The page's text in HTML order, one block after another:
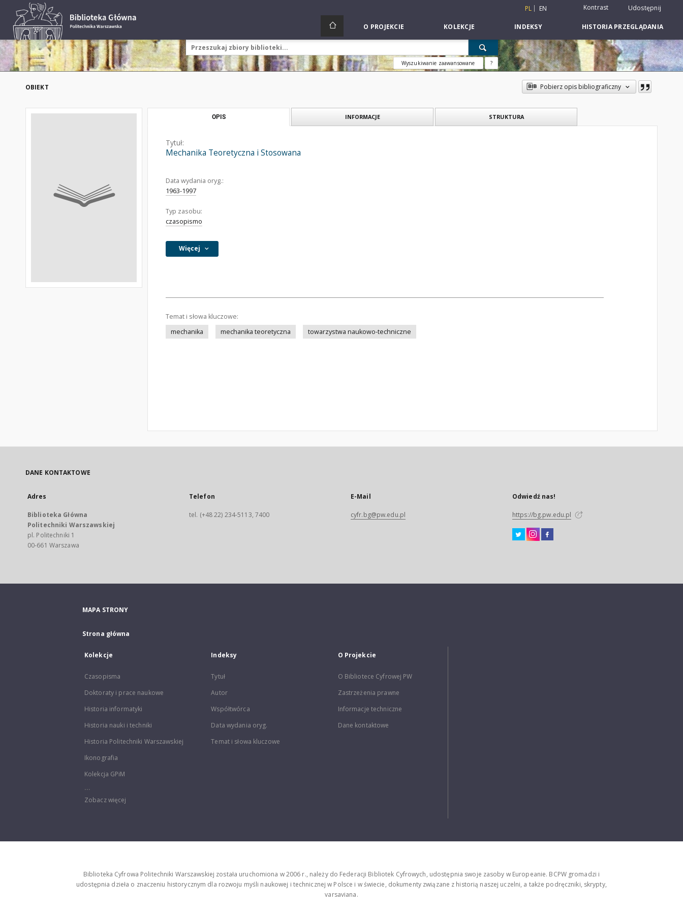
PL EN Kontrast Udostępnij
O PROJEKCIE KOLEKCJE INDEKSY HISTORIA PRZEGLĄDANIA
Wyszukiwanie zaawansowane ?
OBIEKT Pobierz opis bibliograficzny
OPIS INFORMACJE STRUKTURA
Tytuł:
Mechanika Teoretyczna i Stosowana
Data wydania oryg.:
1963-1997
Typ zasobu:
czasopismo
Więcej
Temat i słowa kluczowe:
mechanika
mechanika teoretyczna towarzystwa naukowo-techniczne
DANE KONTAKTOWE
Adres
Biblioteka Główna
Politechniki Warszawskiej
pl. Politechniki 1
00-661 Warszawa
Telefon
tel. (+48 22) 234-5113, 7400
E-Mail
cyfr.bg@pw.edu.pl
Odwiedź nas!
https://bg.pw.edu.pl
MAPA STRONY
Strona główna
Kolekcje
Czasopisma
Doktoraty i prace naukowe
Historia informatyki
Historia nauki i techniki
Historia Politechniki Warszawskiej
Ikonografia
Kolekcja GPiM
...
Zobacz więcej
Indeksy
Tytuł
Autor
Współtwórca
Data wydania oryg.
Temat i słowa kluczowe
O Projekcie
O Bibliotece Cyfrowej PW
Zastrzeżenia prawne
Informacje techniczne
Dane kontaktowe
Biblioteka Cyfrowa Politechniki Warszawskiej została uruchomiona w 2006 r., należy do Federacji Bibliotek Cyfrowych, udostępnia swoje zasoby w Europeanie. BCPW gromadzi i
udostępnia dzieła o znaczeniu historycznym dla rozwoju myśli naukowej i technicznej w Polsce i w świecie, dokumenty związane z historią naszej uczelni, a także podręczniki, skrypty,
varsaviana.